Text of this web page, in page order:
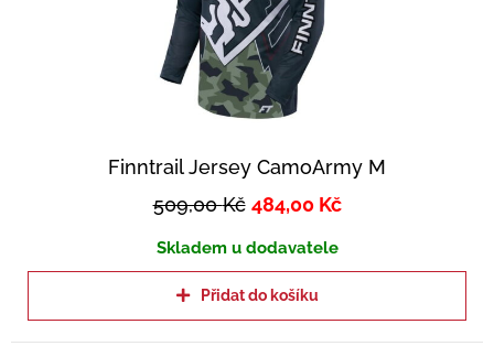
Finntrail Jersey CamoArmy M
509,00Kč 484,00 Kč
Skladem u dodavatele
Přidat do košíku